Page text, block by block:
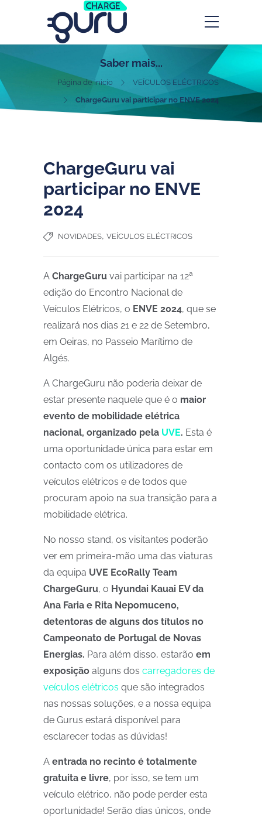
Saber mais...
Página de inicio
VEÍCULOS ELÉCTRICOS
ChargeGuru vai participar no ENVE 2024
ChargeGuru vai
participar no ENVE
2024
NOVIDADES, VEÍCULOS ELÉCTRICOS
A ChargeGuru vai participar na 12ª
edição do Encontro Nacional de
Veículos Elétricos, o ENVE 2024, que se
realizará nos dias 21 e 22 de Setembro,
em Oeiras, no Passeio Marítimo de
Algés.
A ChargeGuru não poderia deixar de
estar presente naquele que é o maior
evento de mobilidade elétrica
nacional, organizado pela UVE. Esta é
uma oportunidade única para estar em
contacto com os utilizadores de
veículos elétricos e de todos que
procuram apoio na sua transição para a
mobilidade elétrica.
No nosso stand, os visitantes poderão
ver em primeira-mão uma das viaturas
da equipa UVE EcoRally Team
ChargeGuru, o Hyundai Kauai EV da
Ana Faria e Rita Nepomuceno,
detentoras de alguns dos títulos no
Campeonato de Portugal de Novas
Energias. Para além disso, estarão em
exposição alguns dos carregadores de
veículos elétricos que são integrados
nas nossas soluções, e a nossa equipa
de Gurus estará disponível para
esclarecer todas as dúvidas!
A entrada no recinto é totalmente
gratuita e livre, por isso, se tem um
veículo elétrico, não pode perder esta
oportunidade! Serão dias únicos, onde